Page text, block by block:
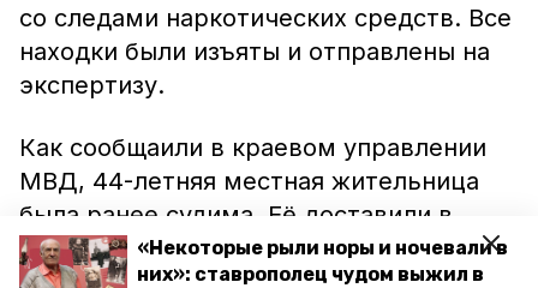
«Некоторые рыли норы и ночевали в
них»: ставрополец чудом выжил в
со следами наркотических средств. Все
находки были изъяты и отправлены на
экспертизу.
Как сообщаили в краевом управлении
МВД, 44-летняя местная жительница
была ранее судима. Её доставили в
отдел полиции, где она во всём
созналась. В отношении